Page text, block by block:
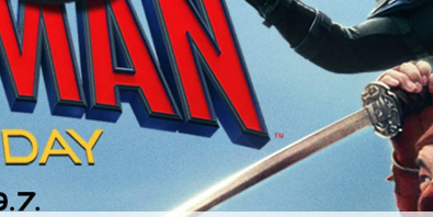
Impressum